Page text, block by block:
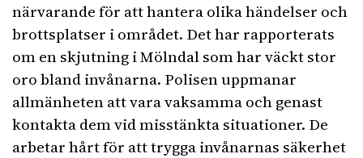
närvarande för att hantera olika händelser och
brottsplatser i området. Det har rapporterats
om en skjutning i Mölndal som har väckt stor
oro bland invånarna. Polisen uppmanar
allmänheten att vara vaksamma och genast
kontakta dem vid misstänkta situationer. De
arbetar hårt för att trygga invånarnas säkerhet